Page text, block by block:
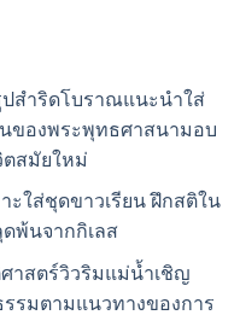
สำริดโบราณแนะนำใส่
ของพระพุทธศาสนามอบ
สมัยใหม่
ะใส่ชุดขาวเรียน ฝึกสติใน
พ้นจากกิเลส
าสตร์วิวริมแม่น้ำเชิญ
รมตามแนวทางของการ